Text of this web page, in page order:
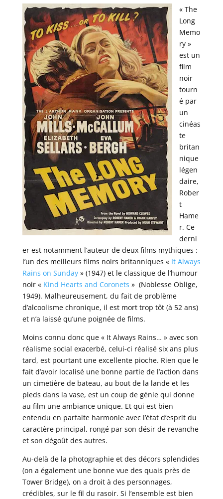
« The
Long
Memo
ry »
est un
film
noir
tourn
é par
un
cinéas
te
britan
nique
légen
daire,
Rober
t
Hame
r. Ce
derni
er est notamment l’auteur de deux films mythiques :
l’un des meilleurs films noirs britanniques « It Always
Rains on Sunday» (1947) et le classique de l’humour
noir « Kind Hearts and Coronets » (Noblesse Oblige,
1949). Malheureusement, du fait de problème
d’alcoolisme chronique, il est mort trop tôt (à 52 ans)
et n’a laissé qu’une poignée de films.
Moins connu donc que « It Always Rains… » avec son
réalisme social exacerbé, celui-ci réalisé six ans plus
tard, est pourtant une excellente pioche. Rien que le
fait d’avoir localisé une bonne partie de l’action dans
un cimetière de bateau, au bout de la lande et les
pieds dans la vase, est un coup de génie qui donne
au film une ambiance unique. Et qui est bien
entendu en parfaite harmonie avec l’état d’esprit du
caractère principal, rongé par son désir de revanche
et son dégoût des autres.
Au-delà de la photographie et des décors splendides
(on a également une bonne vue des quais près de
Tower Bridge), on a droit à des personnages,
crédibles, sur le fil du rasoir. Si l’ensemble est bien